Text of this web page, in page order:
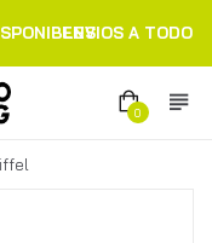
ENVIOS A TODO
0